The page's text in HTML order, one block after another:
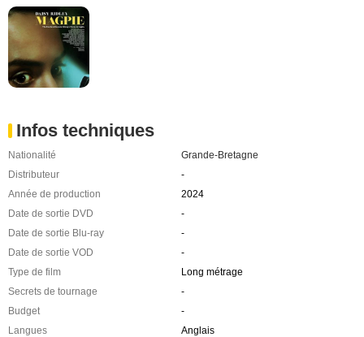
Infos techniques
Nationalité
Grande-Bretagne
Distributeur
-
Année de production
2024
Date de sortie DVD
-
Date de sortie Blu-ray
-
Date de sortie VOD
-
Type de film
Long métrage
Secrets de tournage
-
Budget
-
Langues
Anglais